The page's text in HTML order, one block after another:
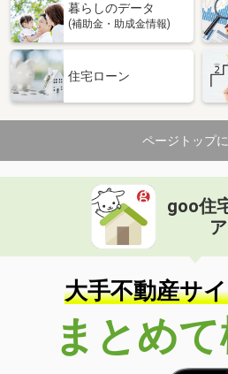
暮らしのデータ
(補助金・助成金情報)
住宅ローン
ページトップ
goo住
大手不動産サ
まとめて